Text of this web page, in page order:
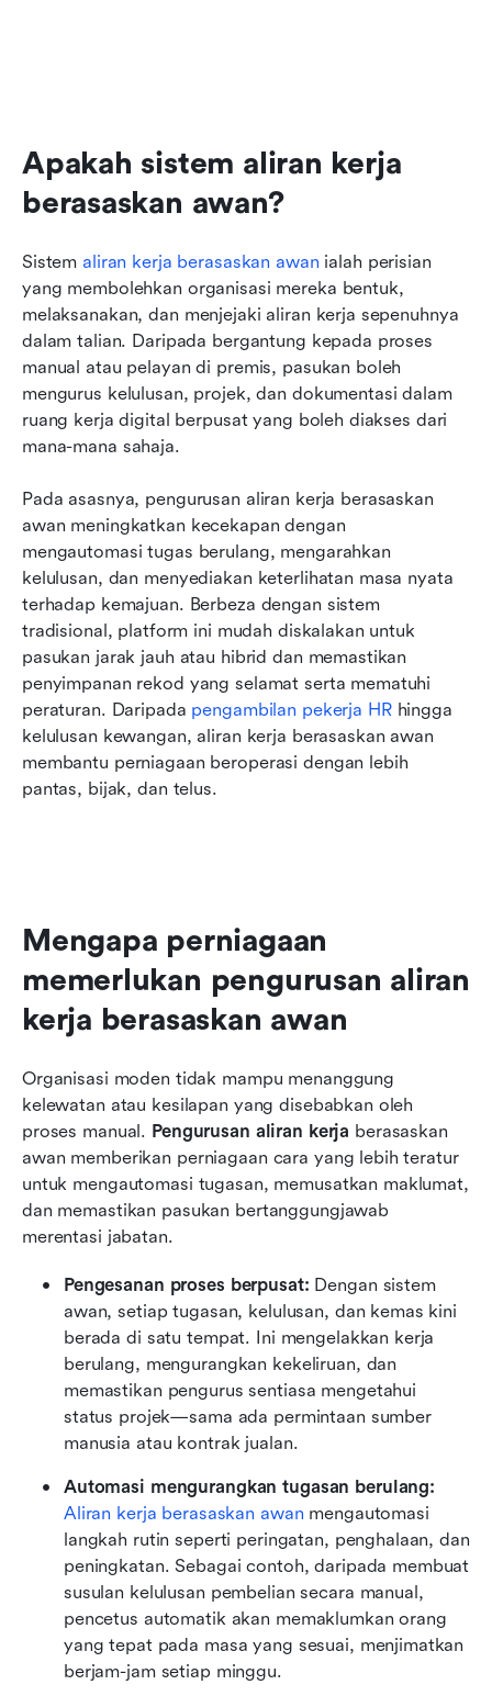
Apakah sistem aliran kerja
berasaskan awan?
Sistem aliran kerja berasaskan awan ialah perisian
yang membolehkan organisasi mereka bentuk,
melaksanakan, dan menjejaki aliran kerja sepenuhnya
dalam talian. Daripada bergantung kepada proses
manual atau pelayan di premis, pasukan boleh
mengurus kelulusan, projek, dan dokumentasi dalam
ruang kerja digital berpusat yang boleh diakses dari
mana-mana sahaja.
Pada asasnya, pengurusan aliran kerja berasaskan
awan meningkatkan kecekapan dengan
mengautomasi tugas berulang, mengarahkan
kelulusan, dan menyediakan keterlihatan masa nyata
terhadap kemajuan. Berbeza dengan sistem
tradisional, platform ini mudah diskalakan untuk
pasukan jarak jauh atau hibrid dan memastikan
penyimpanan rekod yang selamat serta mematuhi
peraturan. Daripada pengambilan pekerja HR hingga
kelulusan kewangan, aliran kerja berasaskan awan
membantu perniagaan beroperasi dengan lebih
pantas, bijak, dan telus.
Mengapa perniagaan
memerlukan pengurusan aliran
kerja berasaskan awan
Organisasi moden tidak mampu menanggung
kelewatan atau kesilapan yang disebabkan oleh
proses manual. Pengurusan aliran kerja berasaskan
awan memberikan perniagaan cara yang lebih teratur
untuk mengautomasi tugasan, memusatkan maklumat,
dan memastikan pasukan bertanggungjawab
merentasi jabatan.
Pengesanan proses berpusat: Dengan sistem
awan, setiap tugasan, kelulusan, dan kemas kini
berada di satu tempat. Ini mengelakkan kerja
berulang, mengurangkan kekeliruan, dan
memastikan pengurus sentiasa mengetahui
status projek—sama ada permintaan sumber
manusia atau kontrak jualan.
Aliran kerja berasaskan awan mengautomasi
langkah rutin seperti peringatan, penghalaan, dan
peningkatan. Sebagai contoh, daripada membuat
susulan kelulusan pembelian secara manual,
pencetus automatik akan memaklumkan orang
yang tepat pada masa yang sesuai, menjimatkan
berjam-jam setiap minggu.